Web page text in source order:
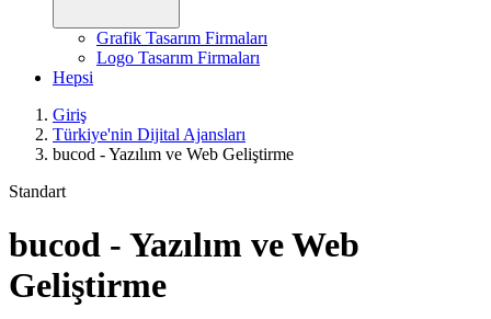
Grafik Tasarım Firmaları
Logo Tasarım Firmaları
Hepsi
Giriş
Türkiye'nin Dijital Ajansları
bucod - Yazılım ve Web Geliştirme
Standart
bucod - Yazılım ve Web
Geliştirme